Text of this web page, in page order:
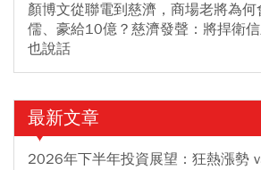
顏博文從聯電到慈濟，商場老將為
儒、豪給10億？慈濟發聲：將捍衛
也說話
最新文章
2026年下半年投資展望：狂熱漲勢